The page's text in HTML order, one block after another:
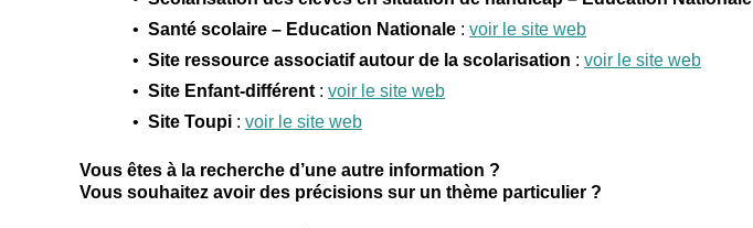
Santé scolaire – Education Nationale : voir le site web
Site ressource associatif autour de la scolarisation : voir le site web
Site Enfant-différent : voir le site web
Site Toupi : voir le site web
Vous êtes à la recherche d’une autre information ?
Vous souhaitez avoir des précisions sur un thème particulier ?